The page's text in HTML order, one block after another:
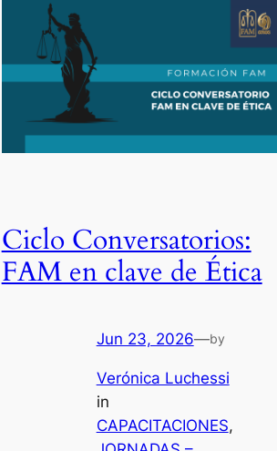
Ciclo Conversatorios:
FAM en clave de Ética
Jun 23, 2026—by
Verónica Luchessi
in
CAPACITACIONES